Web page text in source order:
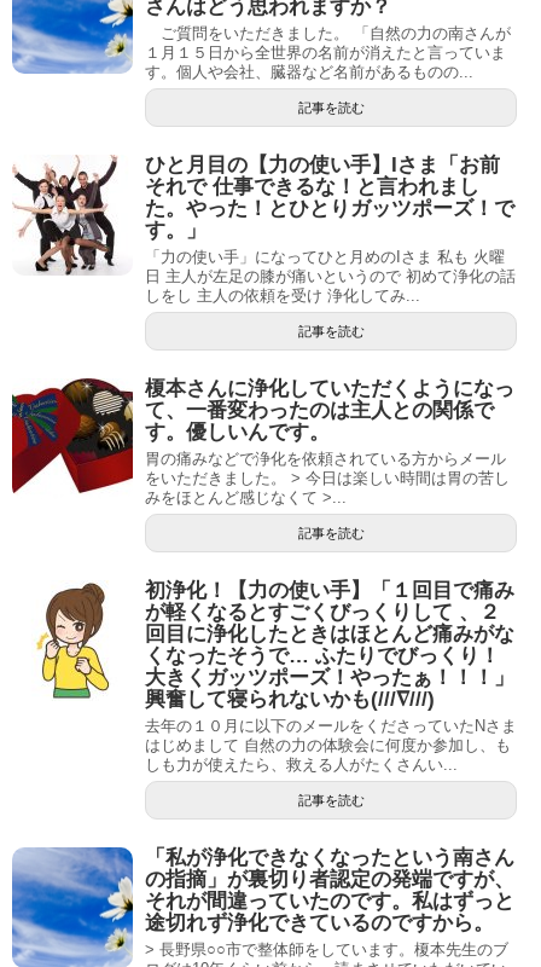
さんはどう思われますか？
ご質問をいただきました。 「自然の力の南さんが
１月１５日から全世界の名前が消えたと言っていま
す。個人や会社、臓器など名前があるものの...
記事を読む
ひと月目の【力の使い手】Iさま「お前
それで 仕事できるな！と言われまし
た。やった！とひとりガッツポーズ！で
す。」
「力の使い手」になってひと月めのIさま 私も 火曜
日 主人が左足の膝が痛いというので 初めて浄化の話
しをし 主人の依頼を受け 浄化してみ...
記事を読む
榎本さんに浄化していただくようになっ
て、一番変わったのは主人との関係で
す。優しいんです。
胃の痛みなどで浄化を依頼されている方からメール
をいただきました。 > 今日は楽しい時間は胃の苦し
みをほとんど感じなくて >...
記事を読む
初浄化！【力の使い手】「１回目で痛み
が軽くなるとすごくびっくりして 、２
回目に浄化したときはほとんど痛みがな
くなったそうで… ふたりでびっくり！
大きくガッツポーズ！やったぁ！！！」
興奮して寝られないかも(///∇///)
去年の１０月に以下のメールをくださっていたNさま
はじめまして 自然の力の体験会に何度か参加し、も
しも力が使えたら、救える人がたくさんい...
記事を読む
「私が浄化できなくなったという南さん
の指摘」が裏切り者認定の発端ですが、
それが間違っていたのです。私はずっと
途切れず浄化できているのですから。
> 長野県○○市で整体師をしています。榎本先生のブ